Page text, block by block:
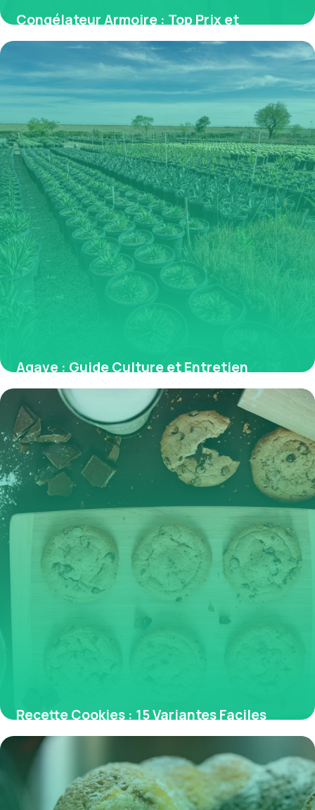
Congélateur Armoire : Top Prix et
Comparatif
31 mai 2026
Agave : Guide Culture et Entretien
Complet
30 mai 2026
Recette Cookies : 15 Variantes Faciles
2026
29 mai 2026